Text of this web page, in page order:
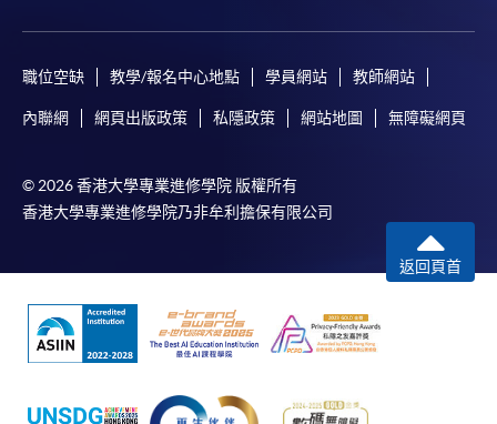
職位空缺 教學/報名中心地點 學員網站 教師網站
內聯網 網頁出版政策 私隱政策 網站地圖 無障礙網頁
© 2026 香港大學專業進修學院 版權所有
香港大學專業進修學院乃非牟利擔保有限公司
返回頁首